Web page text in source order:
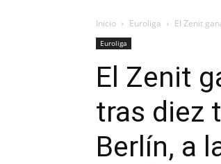
Inicio Euroliga El Zenit
Euroliga
El Zenit
tras diez
Berlín, a